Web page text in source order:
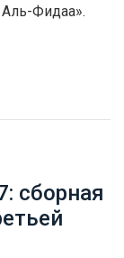
Фидаа».
сборная